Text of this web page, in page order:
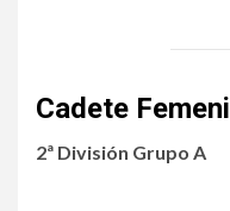
Cadete
2ª División Grupo A